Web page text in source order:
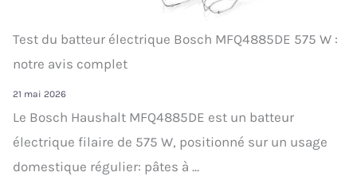
Test du batteur électrique Bosch MFQ4885DE 575 W :
notre avis complet
21 mai 2026
Le Bosch Haushalt MFQ4885DE est un batteur
électrique filaire de 575 W, positionné sur un usage
domestique régulier: pâtes à ...